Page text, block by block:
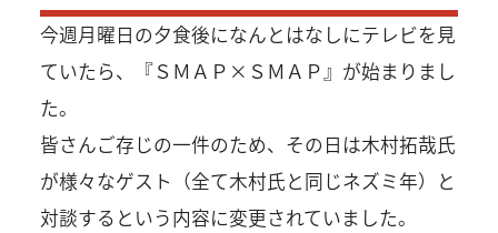
今週月曜日の夕食後になんとはなしにテレビを見
ていたら、『ＳＭＡＰ×ＳＭＡＰ』が始まりまし
た。
皆さんご存じの一件のため、その日は木村拓哉氏
が様々なゲスト（全て木村氏と同じネズミ年）と
対談するという内容に変更されていました。